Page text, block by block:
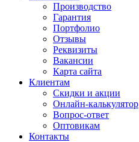
Производство
Гарантия
Портфолио
Отзывы
Реквизиты
Вакансии
Карта сайта
Клиентам
Скидки и акции
Онлайн-калькулятор
Вопрос-ответ
Оптовикам
Контакты